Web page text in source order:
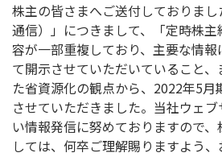
株主の皆さまへご送付しておりま
通信）」につきまして、「定時株
容が一部重複しており、主要な情
て開示させていただいていること
た省資源化の観点から、2022年5月
させていただきました。当社ウェ
い情報発信に努めておりますので
しては、何卒ご理解賜りますよう、